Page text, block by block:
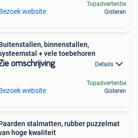
website
Topadvertentie
Gisteren
binnenstallen,
+ vele toebehoren
omschrijving Details
website
Topadvertentie
Gisteren
stalmatten, rubber puzzelmat
hoge kwaliteit